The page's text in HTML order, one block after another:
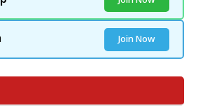
Join Now